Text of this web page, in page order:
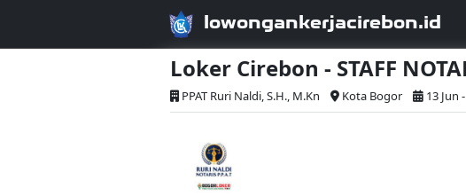
lowongankerjacirebon.id
Loker Cirebon - STAFF
PPAT Ruri Naldi, S.H., M.Kn Kota Bogor 13 Jun